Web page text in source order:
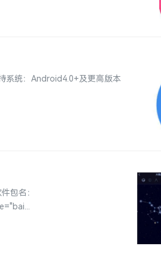
系统：Android4.0+及更高版本
包名：